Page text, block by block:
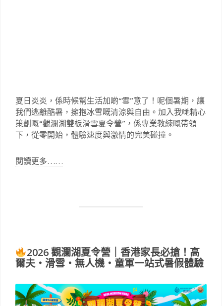
夏日炎炎，係時候幫生活加啲“雪”意了！呢個暑期，讓
我們逃離酷暑，擁抱冰雪嘅清涼與自由。加入我哋精心
策劃嘅“觀瀾湖雙板滑雪夏令營”，係專業教練嘅帶領
下，從零開始，體驗速度與激情的完美碰撞。
閱讀更多……
2026 觀瀾湖夏令營｜香港家長必搶！高
爾夫・滑雪・無人機・童軍一站式暑假體驗